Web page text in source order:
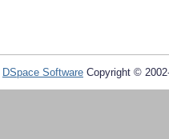
DSpace Software Copyright ©